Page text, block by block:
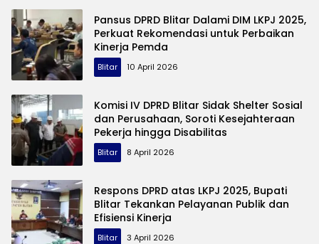
Pansus DPRD Blitar Dalami DIM LKPJ 2025,
Perkuat Rekomendasi untuk Perbaikan
Kinerja Pemda
Blitar 10 April 2026
Komisi IV DPRD Blitar Sidak Shelter Sosial
dan Perusahaan, Soroti Kesejahteraan
Pekerja hingga Disabilitas
Blitar 8 April 2026
Respons DPRD atas LKPJ 2025, Bupati
Blitar Tekankan Pelayanan Publik dan
Efisiensi Kinerja
Blitar 3 April 2026